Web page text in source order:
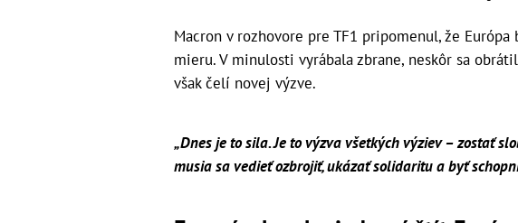
Macron v rozhovore pre TF1 pripomenul, že
mieru. V minulosti vyrábala zbrane, neskôr sa
však čelí novej výzve.
„Dnes je to sila. Je to výzva všetkých výziev – zostať
musia sa vedieť ozbrojiť, ukázať solidaritu a byť